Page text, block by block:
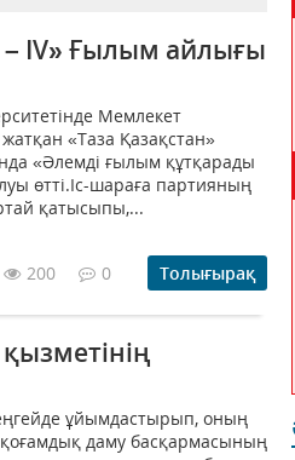
IV» Ғылым айлығы
Мемлекет
«Таза Қазақстан»
«Әлемді ғылым құтқарады
өтті.Іс-шараға партияның
қатысыпы,...
200 0 Толығырақ
ұйымдастырып, оның
қоғамдық даму басқармасының